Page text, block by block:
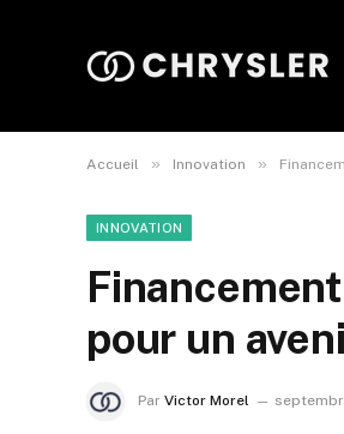
Accueil » Innovation »
INNOVATION
pour un
Par Victor Morel